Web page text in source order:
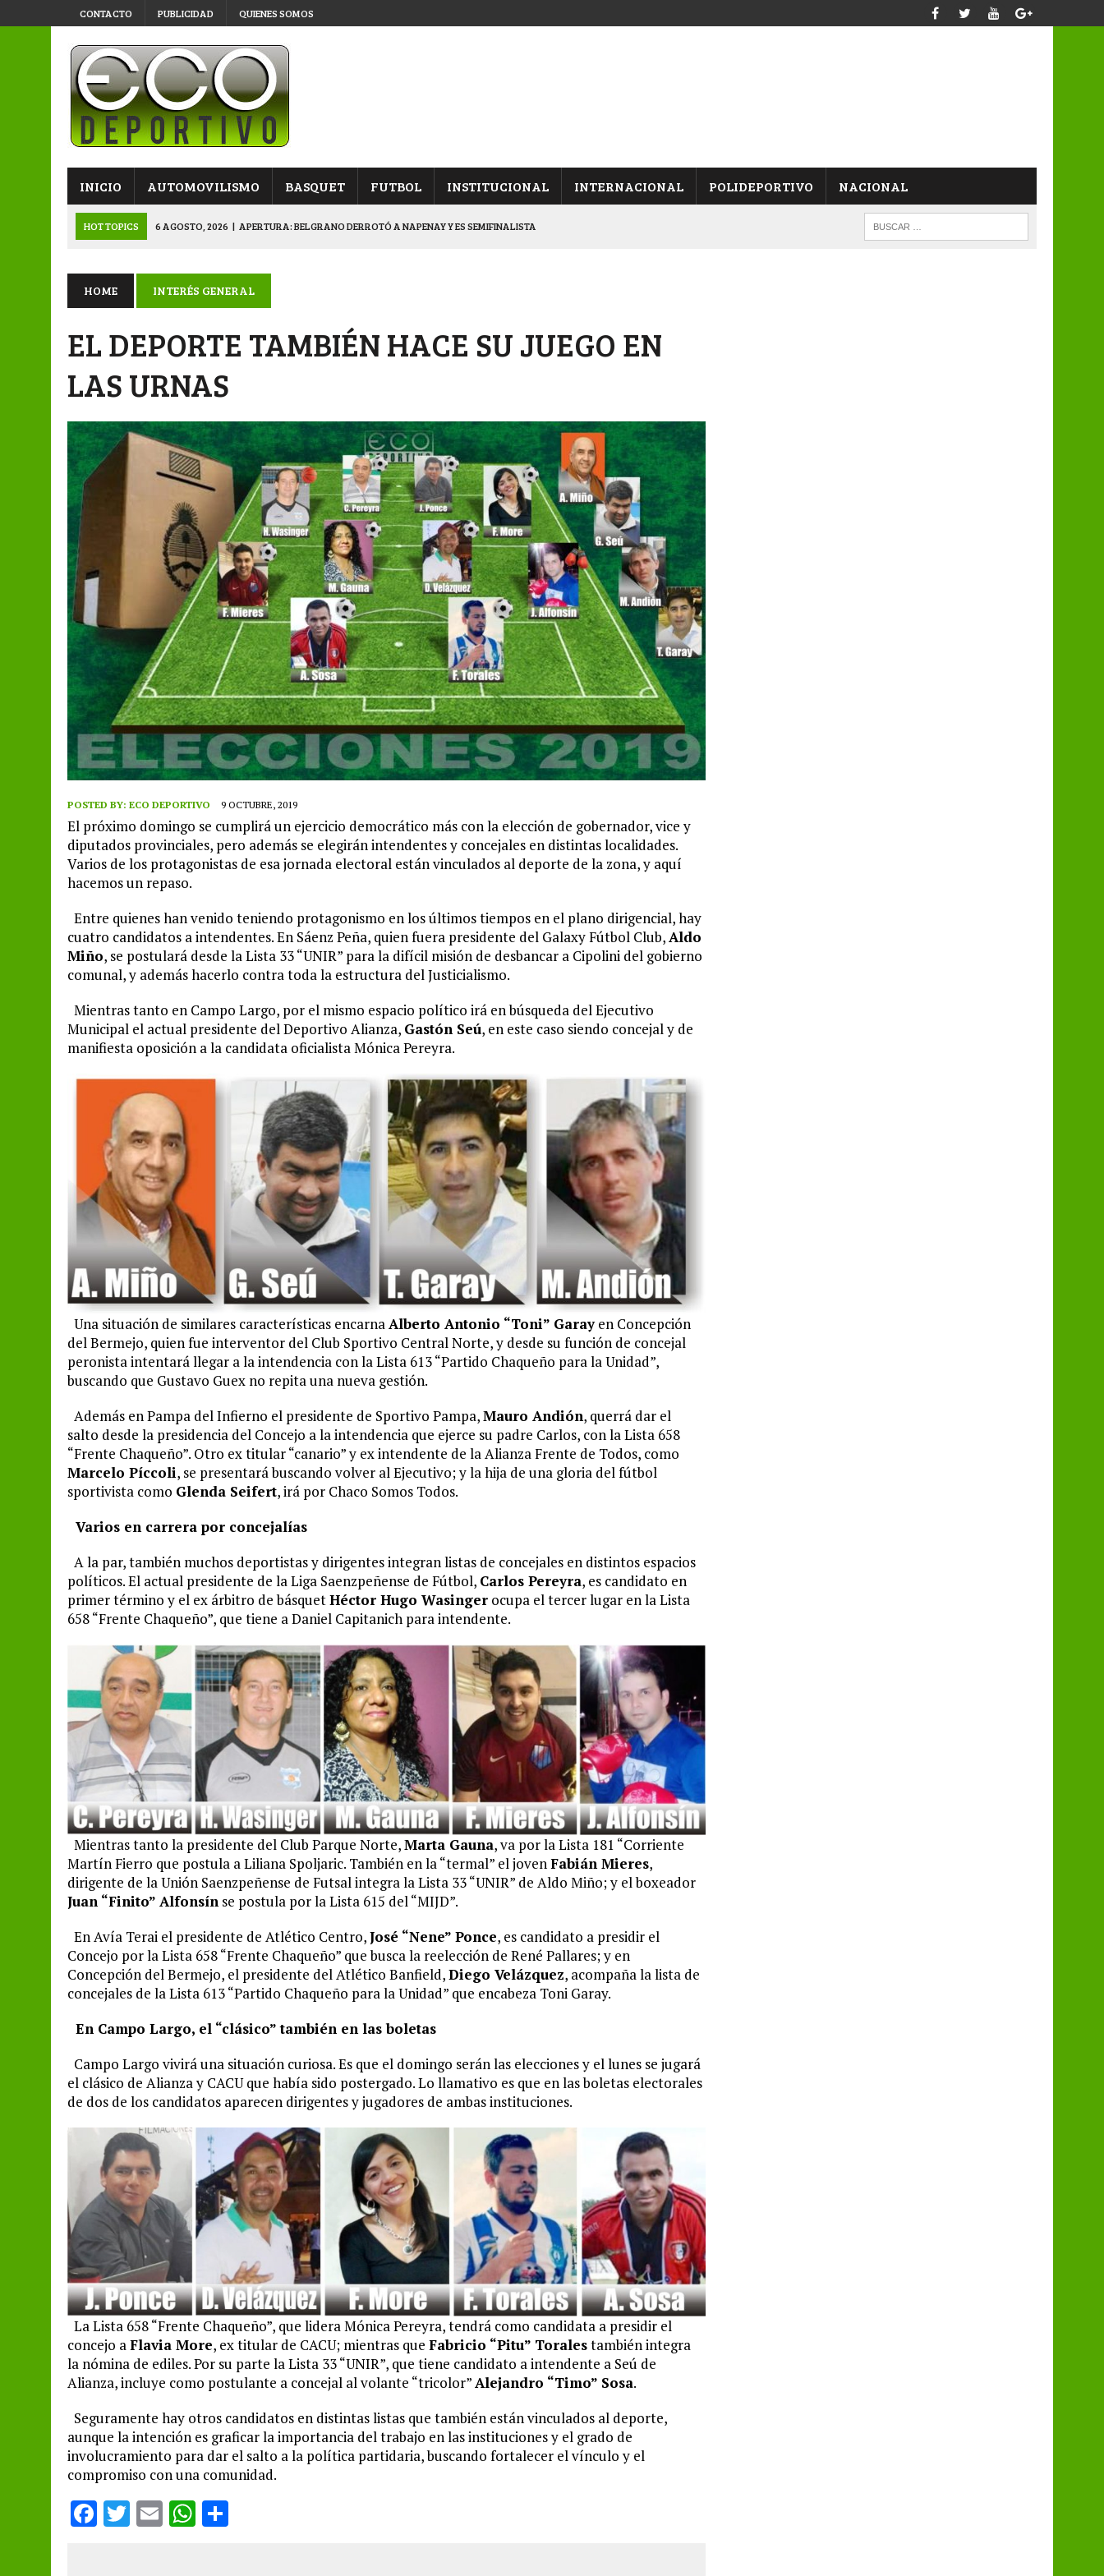
CONTACTO PUBLICIDAD QUIENES SOMOS
INICIO AUTOMOVILISMO BASQUET FUTBOL INSTITUCIONAL INTERNACIONAL POLIDEPORTIVO NACIONAL
HOT TOPICS 6 AGOSTO, 2026 | APERTURA: BELGRANO DERROTÓ A NAPENAY Y ES SEMIFINALISTA
4 AGOSTO, 2026 | VETERANOS SE PREPARAN PARA LA GRAN FIESTA PROVINCIAL
6 AGOSTO, 2026 | PRIMERA B: SPORTIVO SE METIÓ EN SEMIFINALES TRAS GANARLE A “LA MONTE”
HOME INTERÉS GENERAL
EL DEPORTE TAMBIÉN HACE SU JUEGO EN
LAS URNAS
POSTED BY: ECO DEPORTIVO 9 OCTUBRE, 2019
El próximo domingo se cumplirá un ejercicio democrático más con la elección de gobernador, vice y
diputados provinciales, pero además se elegirán intendentes y concejales en distintas localidades.
Varios de los protagonistas de esa jornada electoral están vinculados al deporte de la zona, y aquí
hacemos un repaso.
Entre quienes han venido teniendo protagonismo en los últimos tiempos en el plano dirigencial, hay
cuatro candidatos a intendentes. En Sáenz Peña, quien fuera presidente del Galaxy Fútbol Club,Aldo
Miño, se postulará desde la Lista 33 “UNIR” para la difícil misión de desbancar a Cipolini del gobierno
comunal, y además hacerlo contra toda la estructura del Justicialismo.
Mientras tanto en Campo Largo, por el mismo espacio político irá en búsqueda del Ejecutivo
Municipal el actual presidente del Deportivo Alianza, Gastón Seú, en este caso siendo concejal y de
manifiesta oposición a la candidata oficialista Mónica Pereyra.
Una situación de similares características encarnaAlberto Antonio “Toni” Garayen Concepción
del Bermejo, quien fue interventor del Club Sportivo Central Norte, y desde su función de concejal
peronista intentará llegar a la intendencia con la Lista 613 “Partido Chaqueño para la Unidad”,
buscando que Gustavo Guex no repita una nueva gestión.
Además en Pampa del Infierno el presidente de Sportivo Pampa,Mauro Andión, querrá dar el
salto desde la presidencia del Concejo a la intendencia que ejerce su padre Carlos, con la Lista 658
“Frente Chaqueño”. Otro ex titular “canario” y ex intendente de la Alianza Frente de Todos, como
Marcelo Píccoli, se presentará buscando volver al Ejecutivo; y la hija de una gloria del fútbol
sportivista como Glenda Seifert, irá por Chaco Somos Todos.
Varios en carrera por concejalías
A la par, también muchos deportistas y dirigentes integran listas de concejales en distintos espacios
políticos. El actual presidente de la Liga Saenzpeñense de Fútbol, Carlos Pereyra, es candidato en
primer término y el ex árbitro de básquetHéctor Hugo Wasinger ocupa el tercer lugar en la Lista
658 “Frente Chaqueño”, que tiene a Daniel Capitanich para intendente.
Mientras tanto la presidente del Club Parque Norte,Marta Gauna, va por la Lista 181 “Corriente
Martín Fierro que postula a Liliana Spoljaric. También en la “termal” el jovenFabián Mieres,
dirigente de la Unión Saenzpeñense de Futsal integra la Lista 33 “UNIR” de Aldo Miño; y el boxeador
Juan “Finito” Alfonsín se postula por la Lista 615 del “MIJD”.
En Avía Terai el presidente de Atlético Centro,José “Nene” Ponce, es candidato a presidir el
Concejo por la Lista 658 “Frente Chaqueño” que busca la reelección de René Pallares; y en
Concepción del Bermejo, el presidente del Atlético Banfield,Diego Velázquez, acompaña la lista de
concejales de la Lista 613 “Partido Chaqueño para la Unidad” que encabeza Toni Garay.
En Campo Largo, el “clásico” también en las boletas
Campo Largo vivirá una situación curiosa. Es que el domingo serán las elecciones y el lunes se jugará
el clásico de Alianza y CACU que había sido postergado. Lo llamativo es que en las boletas electorales
de dos de los candidatos aparecen dirigentes y jugadores de ambas instituciones.
La Lista 658 “Frente Chaqueño”, que lidera Mónica Pereyra, tendrá como candidata a presidir el
concejo aFlavia More, ex titular de CACU; mientras que Fabricio “Pitu” Toralestambién integra
la nómina de ediles. Por su parte la Lista 33 “UNIR”, que tiene candidato a intendente a Seú de
Alianza, incluye como postulante a concejal al volante “tricolor”Alejandro “Timo” Sosa.
Seguramente hay otros candidatos en distintas listas que también están vinculados al deporte,
aunque la intención es graficar la importancia del trabajo en las instituciones y el grado de
involucramiento para dar el salto a la política partidaria, buscando fortalecer el vínculo y el
compromiso con una comunidad.
F T E W